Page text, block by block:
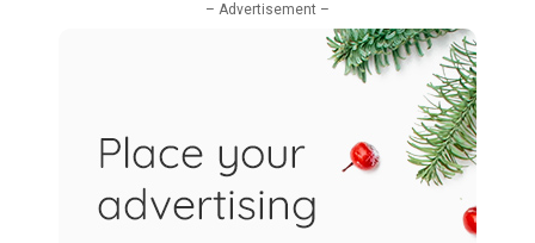
– Advertisement –